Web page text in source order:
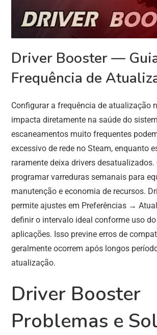
Driver Booster —
Frequência de
Configurar a frequência de atualização
impacta diretamente na saúde do
escaneamentos muito frequentes
excessivo de rede no Steam, enquanto
raramente deixa drivers desatualizados.
programar varreduras semanais para
manutenção e economia de recursos.
permite ajustes em Preferências →
definir o intervalo ideal conforme uso
aplicações. Isso previne erros de
geralmente ocorrem após longos
atualização.
Driver Booster
Problemas e